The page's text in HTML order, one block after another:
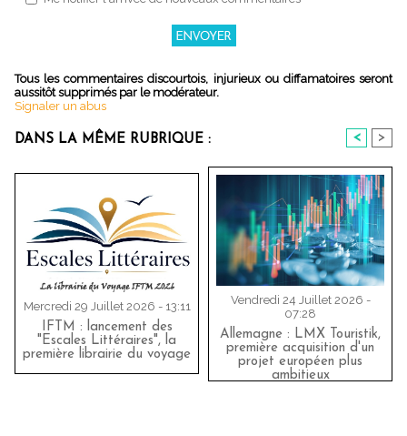
Tous les commentaires discourtois, injurieux ou diffamatoires seront
aussitôt supprimés par le modérateur.
Signaler un abus
DANS LA MÊME RUBRIQUE : < >
Mercredi 29 Juillet 2026 - 13:11
IFTM : lancement des
"Escales Littéraires", la
première librairie du voyage
Vendredi 24 Juillet 2026 -
07:28
Allemagne : LMX Touristik,
première acquisition d'un
projet européen plus
ambitieux